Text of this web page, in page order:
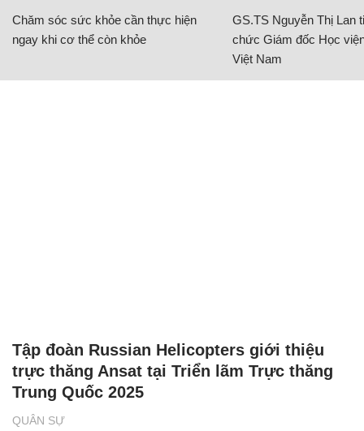
Chăm sóc sức khỏe cần thực hiện
ngay khi cơ thể còn khỏe
GS.TS Nguyễn Thị Lan
chức Giám đốc Học
Việt Nam
QUÂN SỰ
Tập đoàn Russian Helicopters giới thiệu
trực thăng Ansat tại Triển lãm Trực thăng
Trung Quốc 2025